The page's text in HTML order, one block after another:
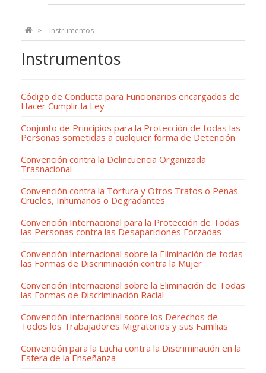
Instrumentos
Instrumentos
Código de Conducta para Funcionarios encargados de
Hacer Cumplir la Ley
Conjunto de Principios para la Protección de todas las
Personas sometidas a cualquier forma de Detención
Convención contra la Delincuencia Organizada
Trasnacional
Convención contra la Tortura y Otros Tratos o Penas
Crueles, Inhumanos o Degradantes
Convención Internacional para la Protección de Todas
las Personas contra las Desapariciones Forzadas
Convención Internacional sobre la Eliminación de todas
las Formas de Discriminación contra la Mujer
Convención Internacional sobre la Eliminación de Todas
las Formas de Discriminación Racial
Convención Internacional sobre los Derechos de
Todos los Trabajadores Migratorios y sus Familias
Convención para la Lucha contra la Discriminación en la
Esfera de la Enseñanza